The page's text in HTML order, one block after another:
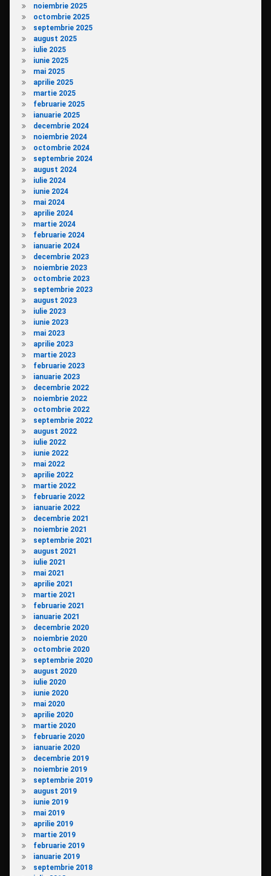
noiembrie 2025
octombrie 2025
septembrie 2025
august 2025
iulie 2025
iunie 2025
mai 2025
aprilie 2025
martie 2025
februarie 2025
ianuarie 2025
decembrie 2024
noiembrie 2024
octombrie 2024
septembrie 2024
august 2024
iulie 2024
iunie 2024
mai 2024
aprilie 2024
martie 2024
februarie 2024
ianuarie 2024
decembrie 2023
noiembrie 2023
octombrie 2023
septembrie 2023
august 2023
iulie 2023
iunie 2023
mai 2023
aprilie 2023
martie 2023
februarie 2023
ianuarie 2023
decembrie 2022
noiembrie 2022
octombrie 2022
septembrie 2022
august 2022
iulie 2022
iunie 2022
mai 2022
aprilie 2022
martie 2022
februarie 2022
ianuarie 2022
decembrie 2021
noiembrie 2021
septembrie 2021
august 2021
iulie 2021
mai 2021
aprilie 2021
martie 2021
februarie 2021
ianuarie 2021
decembrie 2020
noiembrie 2020
octombrie 2020
septembrie 2020
august 2020
iulie 2020
iunie 2020
mai 2020
aprilie 2020
martie 2020
februarie 2020
ianuarie 2020
decembrie 2019
noiembrie 2019
septembrie 2019
august 2019
iunie 2019
mai 2019
aprilie 2019
martie 2019
februarie 2019
ianuarie 2019
septembrie 2018